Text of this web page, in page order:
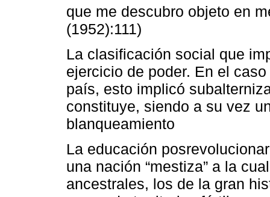
que me descubro objeto en
(1952):111)
La clasificación social que
ejercicio de poder. En el
país, esto implicó
constituye, siendo a su vez
blanqueamiento
La educación
una nación “mestiza” a la
ancestrales, los de la gran